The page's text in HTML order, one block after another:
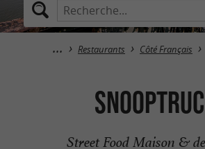
Restaurants Côté Français
Street Food Maison &